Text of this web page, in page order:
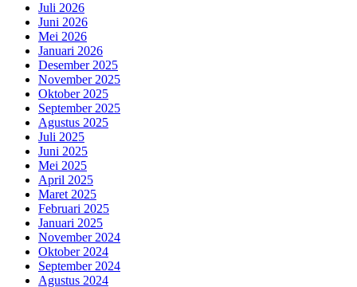
Juli 2026
Juni 2026
Mei 2026
Januari 2026
Desember 2025
November 2025
Oktober 2025
September 2025
Agustus 2025
Juli 2025
Juni 2025
Mei 2025
April 2025
Maret 2025
Februari 2025
Januari 2025
November 2024
Oktober 2024
September 2024
Agustus 2024